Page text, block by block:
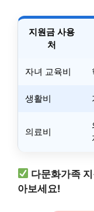
지원금 사용
처
자녀 교육비
생활비
의료비
다문화가족
아보세요!